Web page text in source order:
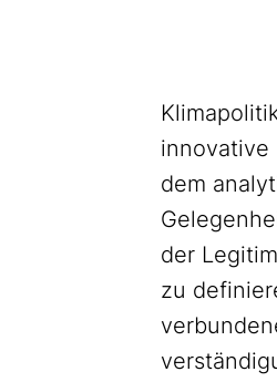
innovative
dem
der
zu